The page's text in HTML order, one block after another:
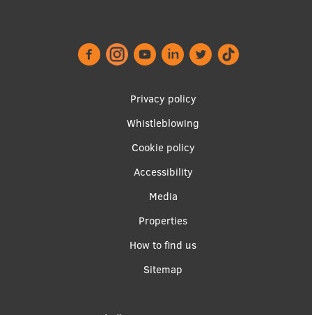
Completed projects
Scientific Conferences
International Cooperation
Mobility programmes
International projects
Privacy policy
Whistleblowing
Cookie policy
Accessibility
Media
Properties
How to find us
Sitemap